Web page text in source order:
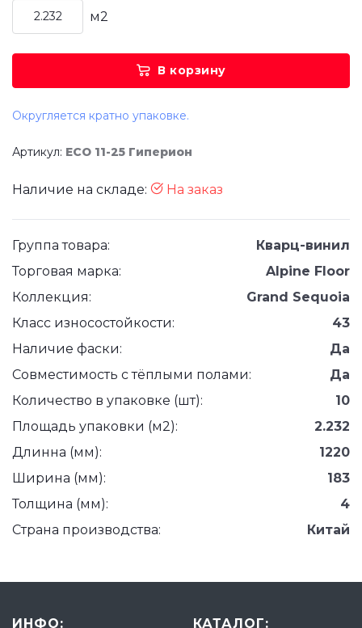
м2
В корзину
Округляется кратно упаковке.
Артикул: ЕСО 11-25 Гиперион
Наличие на складе: На заказ
Группа товара:
Кварц-винил
Торговая марка:
Alpine Floor
Коллекция:
Grand Sequoia
Класс износостойкости:
43
Наличие фаски:
Да
Совместимость с тёплыми полами:
Да
Количество в упаковке (шт):
10
Площадь упаковки (м2):
2.232
Длинна (мм):
1220
Ширина (мм):
183
Толщина (мм):
4
Страна производства:
Китай
ИНФО:
КАТАЛОГ: